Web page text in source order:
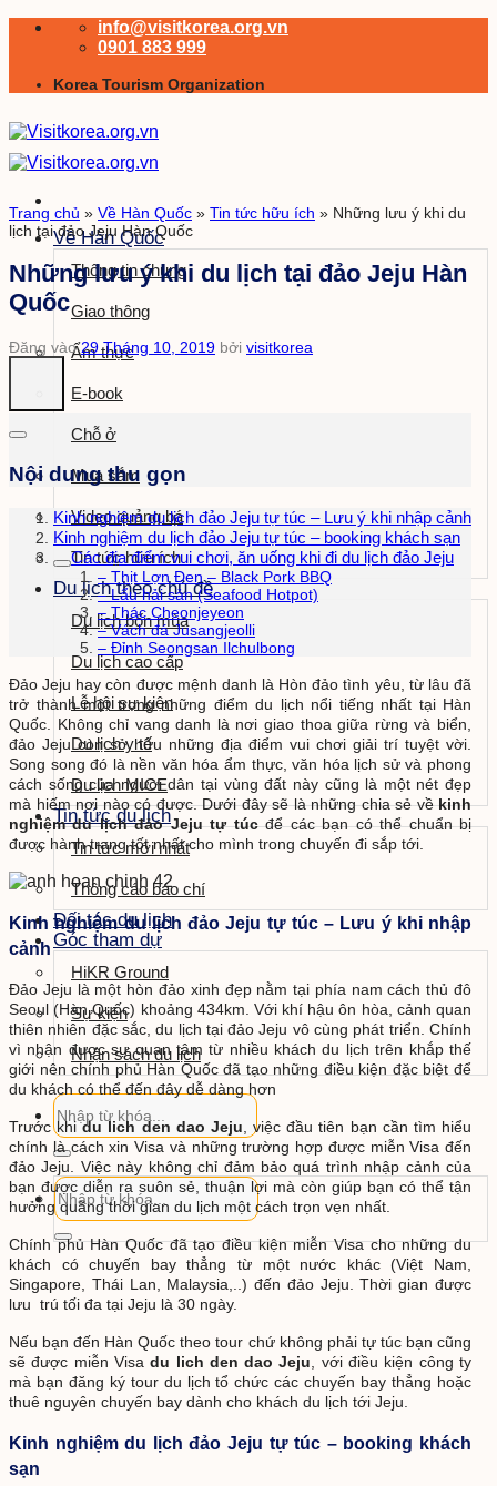
dung
info@visitkorea.org.vn
0901 883 999
Korea Tourism Organization
Về Hàn Quốc
Thông tin chung
Giao thông
Ẩm thực
E-book
Chỗ ở
Mua sắm
Video quảng bá
Tin tức hữu ích
Du lịch theo chủ đề
Du lịch bốn mùa
Du lịch cao cấp
Lễ hội sự kiện
Du lịch y tế
Du lịch MICE
Tin tức du lịch
Tin tức mới nhất
Thông cáo báo chí
Đối tác du lịch
Góc tham dự
HiKR Ground
Sự kiện
Nhận sách du lịch
Trang chủ » Về Hàn Quốc » Tin tức hữu ích » Những lưu ý khi du
lịch tại đảo Jeju Hàn Quốc
Những lưu ý khi du lịch tại đảo Jeju Hàn
Quốc
Đăng vào29 Tháng 10, 2019 bởi visitkorea
Nội dung thu gọn
Kinh nghiệm du lịch đảo Jeju tự túc – Lưu ý khi nhập cảnh
Kinh nghiệm du lịch đảo Jeju tự túc – booking khách sạn
Các địa điểm vui chơi, ăn uống khi đi du lịch đảo Jeju
– Thịt Lợn Đen – Black Pork BBQ
– Lẩu hải sản (Seafood Hotpot)
– Thác Cheonjeyeon
– Vách đá Jusangjeolli
– Đỉnh Seongsan Ilchulbong
Đảo Jeju hay còn được mệnh danh là Hòn đảo tình yêu, từ lâu đã
trở thành một trong những điểm du lịch nổi tiếng nhất tại Hàn
Quốc. Không chỉ vang danh là nơi giao thoa giữa rừng và biển,
đảo Jeju còn sở hữu những địa điểm vui chơi giải trí tuyệt vời.
Song song đó là nền văn hóa ẩm thực, văn hóa lịch sử và phong
cách sống của người dân tại vùng đất này cũng là một nét đẹp
mà hiếm nơi nào có được. Dưới đây sẽ là những chia sẻ vềkinh
nghiệm du lịch đảo Jeju tự túcđể các bạn có thể chuẩn bị
được hành trang tốt nhất cho mình trong chuyến đi sắp tới.
Kinh nghiệm du lịch đảo Jeju tự túc – Lưu ý khi nhập
cảnh
Đảo Jeju là một hòn đảo xinh đẹp nằm tại phía nam cách thủ đô
Seoul (Hàn Quốc) khoảng 434km. Với khí hậu ôn hòa, cảnh quan
thiên nhiên đặc sắc, du lịch tại đảo Jeju vô cùng phát triển. Chính
vì nhận được sự quan tâm từ nhiều khách du lịch trên khắp thế
giới nên chính phủ Hàn Quốc đã tạo những điều kiện đặc biệt để
du khách có thể đến đây dễ dàng hơn
Trước khidu lich den dao Jeju , việc đầu tiên bạn cần tìm hiểu
chính là cách xin Visa và những trường hợp được miễn Visa đến
đảo Jeju. Việc này không chỉ đảm bảo quá trình nhập cảnh của
bạn được diễn ra suôn sẻ, thuận lợi mà còn giúp bạn có thể tận
hưởng quãng thời gian du lịch một cách trọn vẹn nhất.
Chính phủ Hàn Quốc đã tạo điều kiện miễn Visa cho những du
khách có chuyến bay thẳng từ một nước khác (Việt Nam,
Singapore, Thái Lan, Malaysia,..) đến đảo Jeju. Thời gian được
lưu trú tối đa tại Jeju là 30 ngày.
Nếu bạn đến Hàn Quốc theo tour chứ không phải tự túc bạn cũng
sẽ được miễn Visadu lich den dao Jeju , với điều kiện công ty
mà bạn đăng ký tour du lịch tổ chức các chuyến bay thẳng hoặc
thuê nguyên chuyến bay dành cho khách du lịch tới Jeju.
Kinh nghiệm du lịch đảo Jeju tự túc – booking khách
sạn